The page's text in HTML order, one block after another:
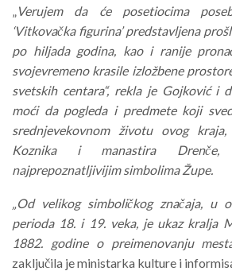
Verujem da će posetiocima
‘Vitkovačka figurina’ predstavljena
po hiljada godina, kao i ranije
svojevremeno krasile izložbene
svetskih centara“, rekla je Gojković i
moći da pogleda i predmete koji
srednjevekovnom životu ovog
Koznika i manastira
najprepoznatljivijim simbolima Župe.
„Od velikog simboličkog značaja, u
perioda 18. i 19. veka, je ukaz kralja
1882. godine o preimenovanju
zaključila je ministarka kulture i